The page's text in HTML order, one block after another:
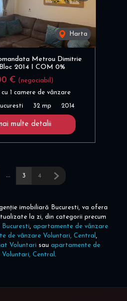
Harta
Metrou Dimitrie
2014 I COM 0%
€ (negociabil)
1 camere de vânzare
32 mp 2014
multe detalii
... 3 4 Pagina următoare
imobiliară Bucuresti, va ofera
la zi, din categorii precum
, apartamente de vânzare
de vânzare Voluntari, Central ,
Voluntari sau apartamente de
Central .